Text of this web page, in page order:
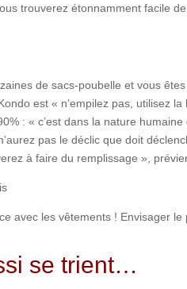
trouverez étonnamment facile
de sacs-poubelle et vous
est « n’empilez pas, utilisez
: « c’est dans la nature
pas le déclic que doit
à faire du remplissage »,
avec les vêtements ! Envisager
se trient…